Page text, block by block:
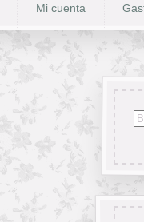
Mi cuenta